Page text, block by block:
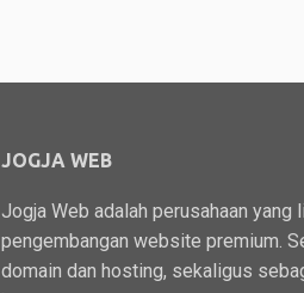
JOGJA WEB
Jogja Web adalah perusahaan yang
pengembangan website premium.
domain dan hosting, sekaligus